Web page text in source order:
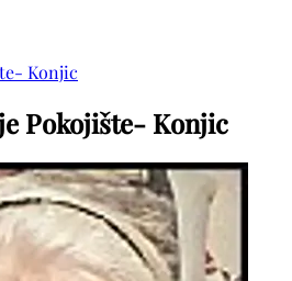
Konjic
Pokojište- Konjic